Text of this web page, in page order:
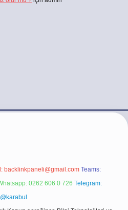
backlinkpaneli@gmail.com Teams:
0262 606 0 726 Telegram:
@karabul